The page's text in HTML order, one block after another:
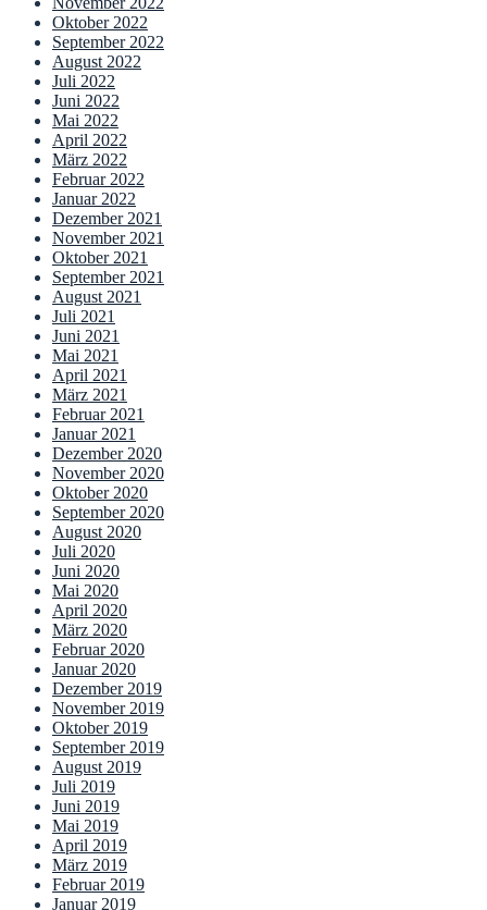
Oktober 2022
September 2022
August 2022
Juli 2022
Juni 2022
Mai 2022
April 2022
März 2022
Februar 2022
Januar 2022
Dezember 2021
November 2021
Oktober 2021
September 2021
August 2021
Juli 2021
Juni 2021
Mai 2021
April 2021
März 2021
Februar 2021
Januar 2021
Dezember 2020
November 2020
Oktober 2020
September 2020
August 2020
Juli 2020
Juni 2020
Mai 2020
April 2020
März 2020
Februar 2020
Januar 2020
Dezember 2019
November 2019
Oktober 2019
September 2019
August 2019
Juli 2019
Juni 2019
Mai 2019
April 2019
März 2019
Februar 2019
Januar 2019